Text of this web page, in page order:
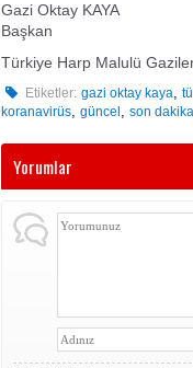
Gazi Oktay KAYA
Başkan
Türkiye Harp Malulü
Etiketler: gazi oktay kaya,
koranavirüs, güncel , son dakika
Yorumlar